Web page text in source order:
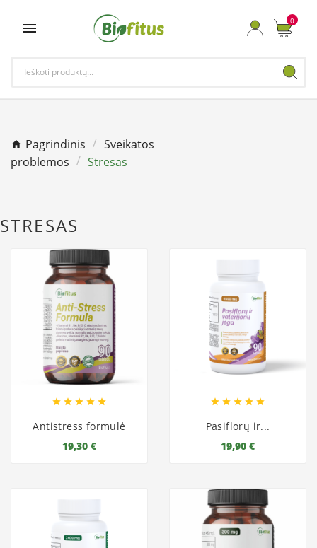
 0
Pagrindinis
Sveikatos
problemos
Stresas
STRESAS
    
Antistress formulė
19,30 €
    
Pasiflorų ir...
19,90 €